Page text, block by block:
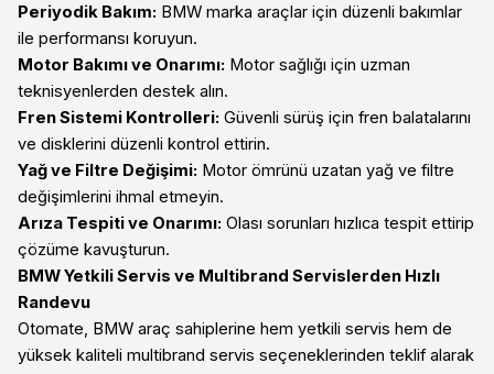
Periyodik Bakım: BMW marka araçlar için düzenli bakımlar
ile performansı koruyun.
Motor Bakımı ve Onarımı: Motor sağlığı için uzman
teknisyenlerden destek alın.
Fren Sistemi Kontrolleri: Güvenli sürüş için fren balatalarını
ve disklerini düzenli kontrol ettirin.
Yağ ve Filtre Değişimi: Motor ömrünü uzatan yağ ve filtre
değişimlerini ihmal etmeyin.
Arıza Tespiti ve Onarımı: Olası sorunları hızlıca tespit ettirip
çözüme kavuşturun.
BMW Yetkili Servis ve Multibrand Servislerden Hızlı
Randevu
Otomate, BMW araç sahiplerine hem yetkili servis hem de
yüksek kaliteli multibrand servis seçeneklerinden teklif alarak